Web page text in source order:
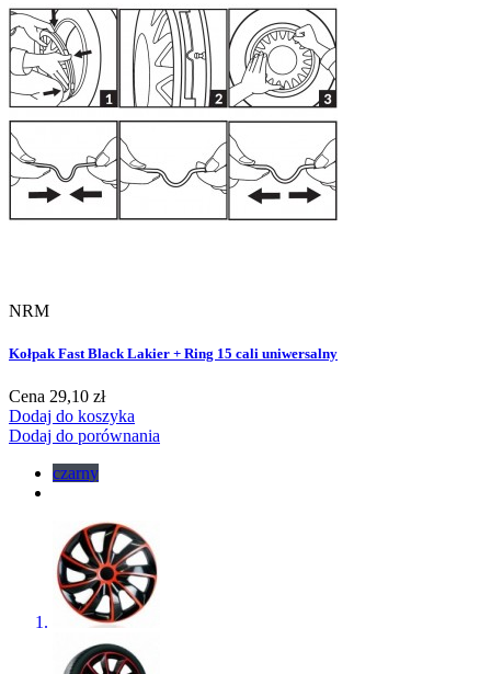
NRM
Kołpak Fast Black Lakier + Ring 15 cali uniwersalny
Cena 29,10 zł
Dodaj do koszyka
Dodaj do porównania
czarny